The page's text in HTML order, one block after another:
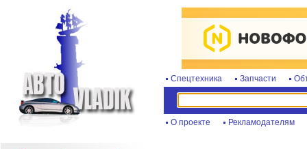
Спецтехника Запчасти
О проекте Рекламодателям